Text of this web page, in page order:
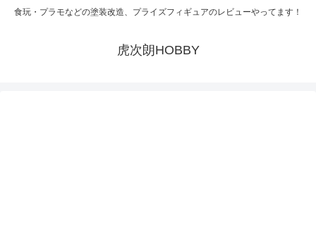
食玩・プラモなどの塗装改造、プライズフィギュアのレビューやってます！
虎次朗HOBBY